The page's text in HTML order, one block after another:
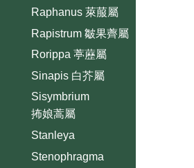
Raphanus 萊菔屬
Rapistrum 皺果薺屬
Rorippa 葶藶屬
Sinapis 白芥屬
Sisymbrium
抪娘蒿屬
Stanleya
Stenophragma